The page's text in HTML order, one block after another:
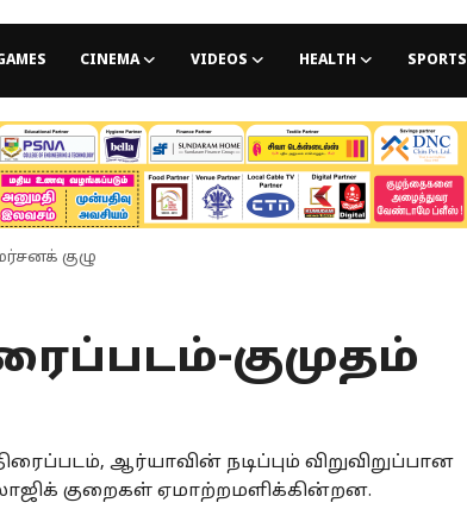
CINEMA VIDEOS HEALTH SPORTS
குழு
குமுதம்
ஆர்யாவின் நடிப்பும் விறுவிறுப்பான
குறைகள் ஏமாற்றமளிக்கின்றன.